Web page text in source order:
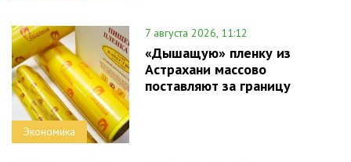
Экономика
7 августа 2026, 11:12
«Дышащую» пленку из
Астрахани массово
поставляют за границу